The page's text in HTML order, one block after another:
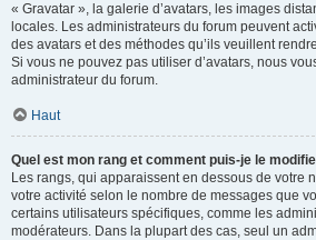
« Gravatar », la galerie d’avatars, les images
locales. Les administrateurs du forum peuvent
des avatars et des méthodes qu’ils veuillent
Si vous ne pouvez pas utiliser d’avatars, nous
administrateur du forum.
Haut
Quel est mon rang et comment puis-je le
Les rangs, qui apparaissent en dessous de votre
votre activité selon le nombre de messages que
certains utilisateurs spécifiques, comme les
modérateurs. Dans la plupart des cas, seul un